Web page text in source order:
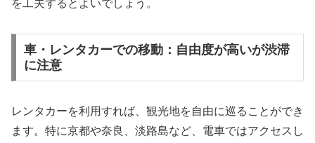
を工夫するとよいでしょう。
車・レンタカーでの移動：自由度が高いが渋滞
に注意
レンタカーを利用すれば、観光地を自由に巡ることができ
ます。特に京都や奈良、淡路島など、電車ではアクセスし